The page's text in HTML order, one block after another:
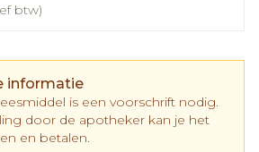
btw)
informatie
is een voorschrift nodig.
door de apotheker kan je het
en betalen.